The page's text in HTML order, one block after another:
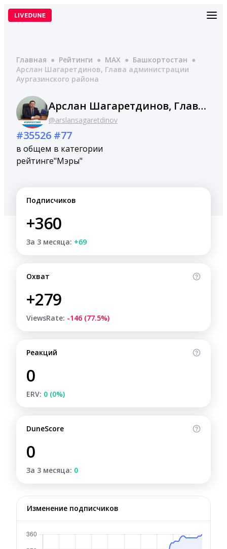
Перейти
Главная ● Рейтинги ● MAX ● Башкортостан ●
Арслан Шагаретдинов, Глава администрации
Аургазинского района
Арслан Шагаретдинов, Глава администрации Аургазинского района
@arslansagaretdinov
#35526
в общем
рейтинге
#77
в категории
"Мэры"
Подписчиков
+360
За 3 месяца: +69
Охват
+279
ViewsRate: -146 (77.5%)
Реакций
0
ERV: 0 (0%)
DuneScore
0
За 3 месяца: 0
Изменение подписчиков